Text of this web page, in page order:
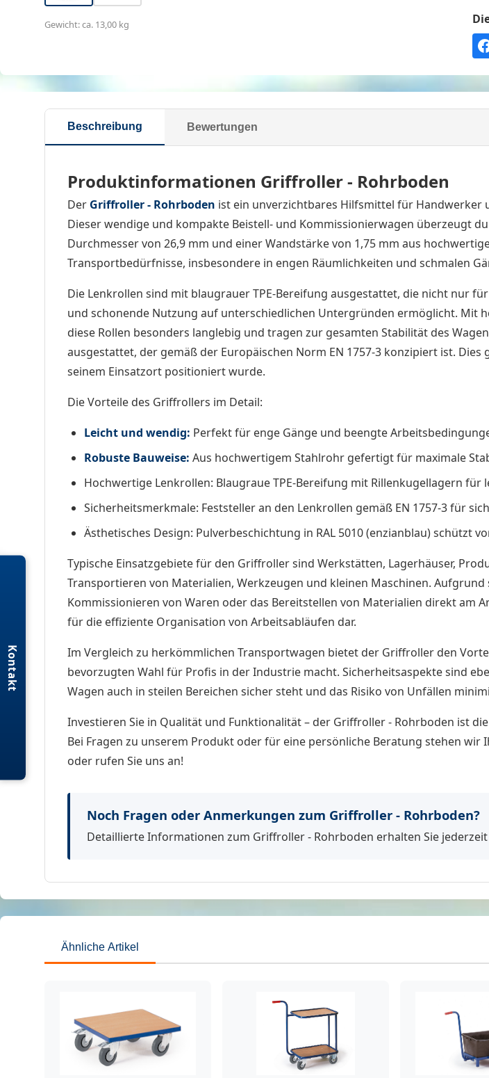
Kontakt
Gewicht: ca. 13,00 kg
Beschreibung Bewertungen
Produktinformationen Griffroller - Rohrboden
Der Griffroller - Rohrboden ist ein unverzichtbares Hilfsmittel für Handwerker
Dieser wendige und kompakte Beistell- und Kommissionierwagen überzeugt
Durchmesser von 26,9 mm und einer Wandstärke von 1,75 mm aus
Transportbedürfnisse, insbesondere in engen Räumlichkeiten und schmalen
Die Lenkrollen sind mit blaugrauer TPE-Bereifung ausgestattet, die nicht nur
und schonende Nutzung auf unterschiedlichen Untergründen ermöglicht. Mit
diese Rollen besonders langlebig und tragen zur gesamten Stabilität des
ausgestattet, der gemäß der Europäischen Norm EN 1757-3 konzipiert ist.
seinem Einsatzort positioniert wurde.
Die Vorteile des Griffrollers im Detail:
Leicht und wendig: Perfekt für enge Gänge und beengte
Robuste Bauweise: Aus hochwertigem Stahlrohr gefertigt für maximale
Hochwertige Lenkrollen: Blaugraue TPE-Bereifung mit Rillenkugellagern für
Sicherheitsmerkmale: Feststeller an den Lenkrollen gemäß EN 1757-3 für
Ästhetisches Design: Pulverbeschichtung in RAL 5010 (enzianblau) schützt
Typische Einsatzgebiete für den Griffroller sind Werkstätten, Lagerhäuser,
Transportieren von Materialien, Werkzeugen und kleinen Maschinen.
Kommissionieren von Waren oder das Bereitstellen von Materialien direkt am
für die effiziente Organisation von Arbeitsabläufen dar.
Im Vergleich zu herkömmlichen Transportwagen bietet der Griffroller den
bevorzugten Wahl für Profis in der Industrie macht. Sicherheitsaspekte sind
Wagen auch in steilen Bereichen sicher steht und das Risiko von Unfällen
Investieren Sie in Qualität und Funktionalität – der Griffroller - Rohrboden ist
Bei Fragen zu unserem Produkt oder für eine persönliche Beratung stehen
oder rufen Sie uns an!
Noch Fragen oder Anmerkungen zum Griffroller - Rohrboden?
Detaillierte Informationen zum Griffroller - Rohrboden erhalten Sie
Ähnliche Artikel